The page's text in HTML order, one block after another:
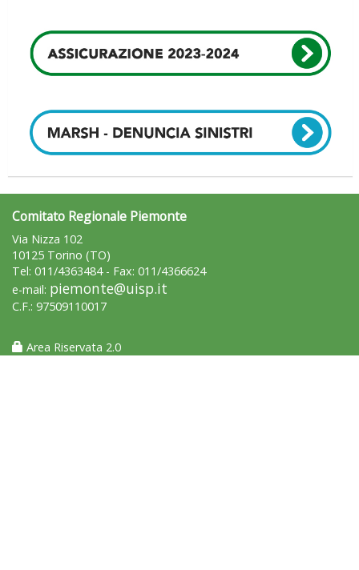
Tiziano Pesce a Radio InBlu2000 traccia il bilancio della stagione
Comitato Regionale Piemonte
Via Nizza 102
10125 Torino (TO)
Tel: 011/4363484 - Fax: 011/4366624
e-mail: piemonte@uisp.it
C.F.: 97509110017
Area Riservata 2.0